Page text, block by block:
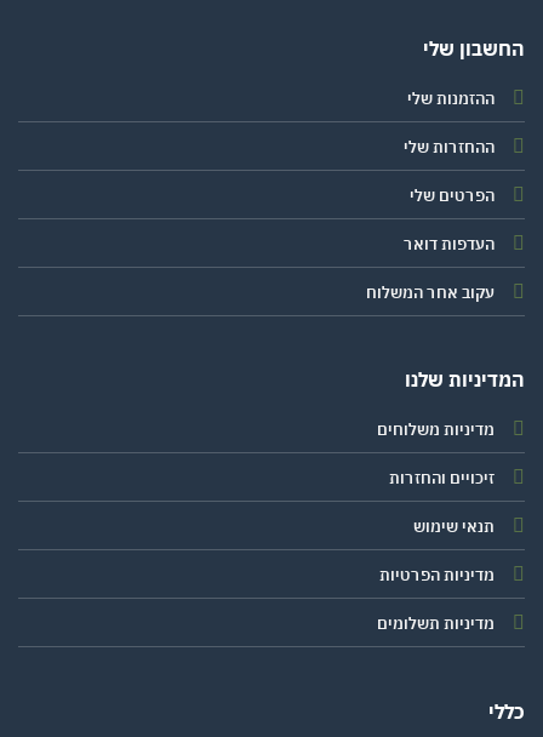
שלי
ההזמנות שלי
ההחזרות שלי
הפרטים שלי
העדפות דואר
עקוב אחר המשלוח
שלנו
מדיניות משלוחים
זיכויים והחזרות
תנאי שימוש
מדיניות הפרטיות
מדיניות תשלומים